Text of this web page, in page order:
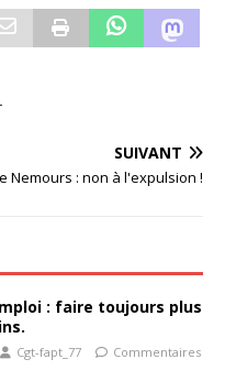
SUIVANT
Nemours : non à l'expulsion !
: faire toujours plus
Cgt-fapt_77
Commentaires